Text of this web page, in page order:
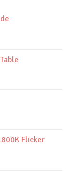
Flicker